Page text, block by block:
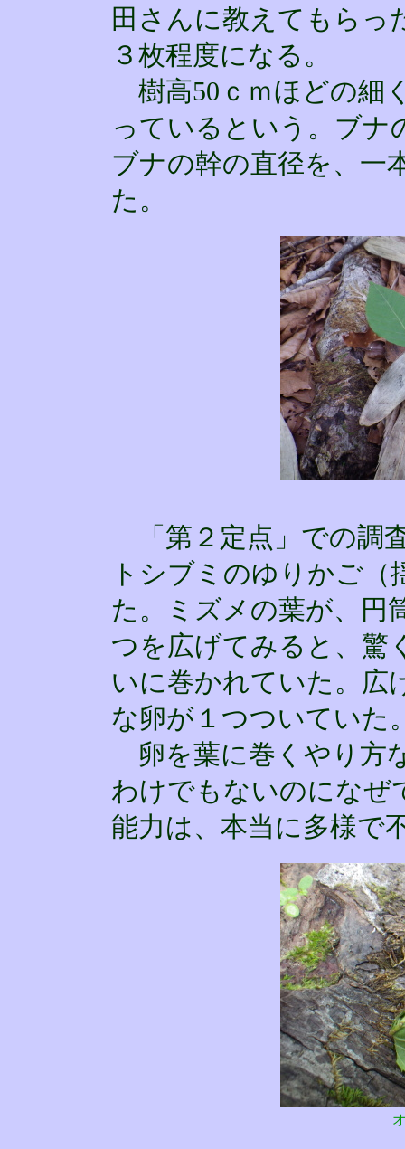
田さんに教えてもらっ
３枚程度になる。
樹高50ｃｍほどの細
っているという。ブナ
ブナの幹の直径を、一
た。
「第２定点」での調
トシブミのゆりかご
た。ミズメの葉が、円
つを広げてみると、驚
いに巻かれていた。広
な卵が１つついていた
卵を葉に巻くやり方
わけでもないのになぜ
能力は、本当に多様で